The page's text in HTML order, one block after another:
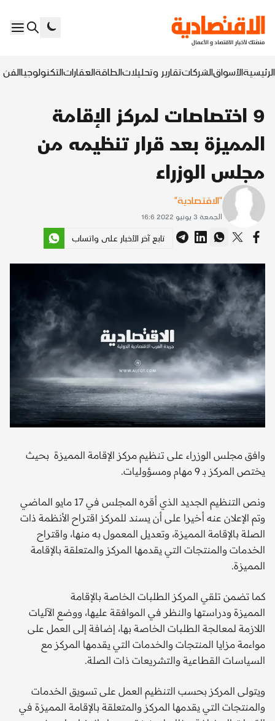
الرئيسيةالأسواقالشركاتتقارير وتحليلاتالطاقةالعقاراتالتكنولوجياالفن
9 اختصاصات لمركز الإقامة
المميزة بعد قرار تنظيمه من
مجلس الوزراء
"الاقتصادية"
الجمعة 3 يونيو 2022 16:6
تابع آخر الأخبار على واتساب
وافق مجلس الوزراء على تنظيم مركز الإقامة المميزة بحيث
يختص المركز بـ 9 مهام ومسؤوليات.
ونص التنظيم الجديد الذي أقره المجلس في 17 مايو الماضي
وتم الإعلان عنه أخيرا على أن يسند للمركز اقتراح الأنظمة ذات
الصلة بالإقامة المميزة، وتعديل المعمول به منها، واقتراح
الخدمات والمنتجات التي يقدمها المركز والمتعلقة بالإقامة
المميزة.
كما تضمن تلقي المركز الطلبات الخاصة بالإقامة
المميزة ودراستها والنظر في الموافقة عليها، ووضع الآليات
اللازمة لمعالجة الطلبات الخاصة بها، إضافة إلى العمل على
مواءمة مزايا المنتجات والخدمات التي يقدمها المركز مع
السياسات القطاعية والتشريعات ذات الصلة.
ويتولى المركز بحسب التنظيم العمل على تسويق الخدمات
والمنتجات التي يقدمها المركز والمتعلقة بالإقامة المميزة في